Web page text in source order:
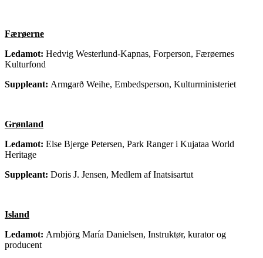
Færøerne
Ledamot: Hedvig Westerlund-Kapnas, Forperson, Færøernes
Kulturfond
Suppleant: Armgarð Weihe, Embedsperson, Kulturministeriet
Grønland
Ledamot: Else Bjerge Petersen, Park Ranger i Kujataa World
Heritage
Suppleant: Doris J. Jensen, Medlem af Inatsisartut
Island
Ledamot: Arnbjörg María Danielsen, Instruktør, kurator og
producent